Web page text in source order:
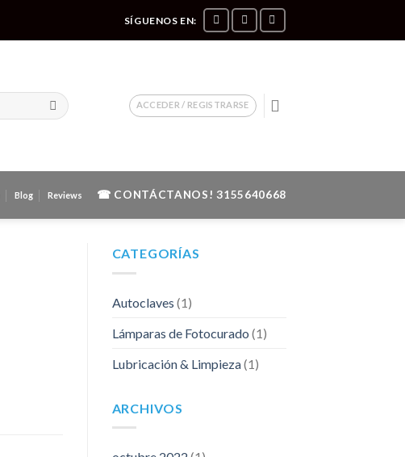
SÍGUENOS EN:
ACCEDER / REGISTRARSE
Blog Reviews ☎ CONTÁCTANOS! 3155640668
CATEGORÍAS
Autoclaves (1)
Lámparas de Fotocurado (1)
Lubricación & Limpieza(1)
ARCHIVOS